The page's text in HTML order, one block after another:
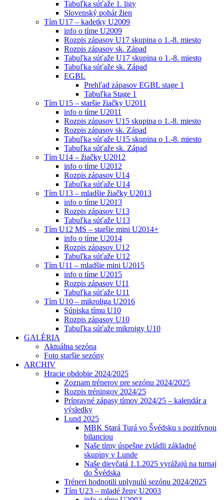
Tabuľka súťaže 1. ligy
Slovenský pohár žien
Tím U17 – kadetky U2009
info o tíme U2009
Rozpis zápasov U17 skupina o 1.-8. miesto
Rozpis zápasov sk. Západ
Tabuľka súťaže U17 skupina o 1.-8. miesto
Tabuľka súťaže sk. Západ
EGBL
Prehľad zápasov EGBL stage 1
Tabuľka Stage 1
Tím U15 – staršie žiačky U2011
info o tíme U2011
Rozpis zápasov U15 skupina o 1.-8. miesto
Rozpis zápasov sk. Západ
Tabuľka súťaže U15 skupina o 1.-8. miesto
Tabuľka súťaže sk. Západ
Tím U14 – žiačky U2012
info o tíme U2012
Rozpis zápasov U14
Tabuľka súťaže U14
Tím U13 – mladšie žiačky U2013
info o tíme U2013
Rozpis zápasov U13
Tabuľka súťaže U13
Tím U12 MS – staršie mini U2014+
info o tíme U2014
Rozpis zápasov U12
Tabuľka súťaže U12
Tím U11 – mladšie mini U2015
info o tíme U2015
Rozpis zápasov U11
Tabuľka súťaže U11
Tím U10 – mikroliga U2016
Súpiska tímu U10
Rozpis zápasov U10
Tabuľka súťaže mikroigy U10
GALÉRIA
Aktuálna sezóna
Foto staršie sezóny
ARCHIV
Hracie obdobie 2024/2025
Zoznam trénerov pre sezónu 2024/2025
Rozpis tréningov 2024/25
Prípravné zápasy tímov 2024/25 – kalendár a
výsledky
Lund 2025
MBK Stará Turá vo Švédsku s pozitívnou
bilanciou
Naše tímy úspešne zvládli základné
skupiny v Lunde
Naše dievčatá 1.1.2025 vyrážajú na turnaj
do Švédska
Tréneri hodnotili uplynulú sezónu 2024/2025
Tím U23 – mladé ženy U2003